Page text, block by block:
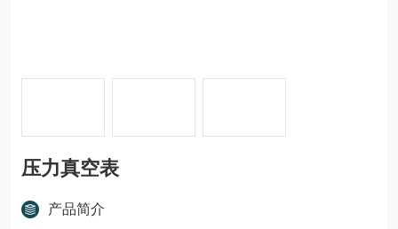
压力真空表
产品简介